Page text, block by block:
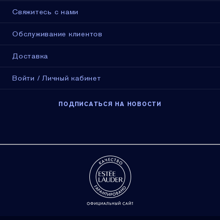
Свяжитесь с нами
Обслуживание клиентов
Доставка
Войти / Личный кабинет
ПОДПИСАТЬСЯ НА НОВОСТИ